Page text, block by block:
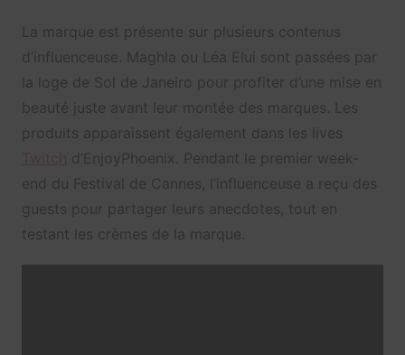
La marque est présente sur plusieurs contenus
d’influenceuse. Maghla ou Léa Elui sont passées par
la loge de Sol de Janeiro pour profiter d’une mise en
beauté juste avant leur montée des marques. Les
produits apparaissent également dans les lives
d’EnjoyPhoenix. Pendant le premier week-
end du Festival de Cannes, l’influenceuse a reçu des
guests pour partager leurs anecdotes, tout en
testant les crèmes de la marque.